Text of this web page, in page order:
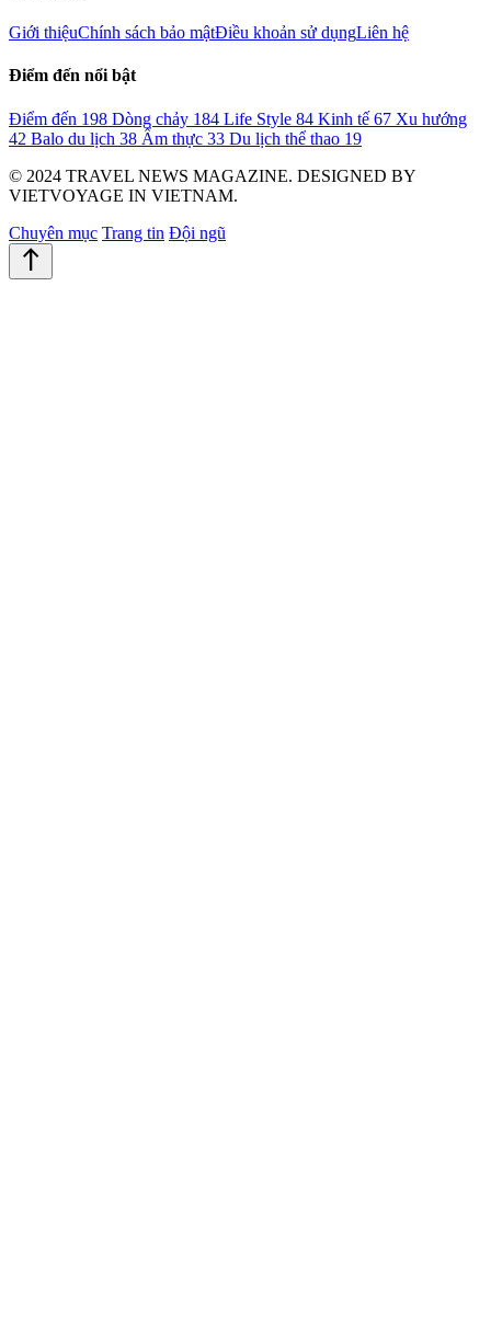
Giới thiệuChính sách bảo mậtĐiều khoản sử dụngLiên hệ
Điểm đến nổi bật
Điểm đến 198 Dòng chảy 184 Life Style 84 Kinh tế 67 Xu hướng
42 Balo du lịch 38 Ẩm thực 33 Du lịch thể thao 19
© 2024 TRAVEL NEWS MAGAZINE. DESIGNED BY
VIETVOYAGE IN VIETNAM.
Chuyên mục Trang tin Đội ngũ
north